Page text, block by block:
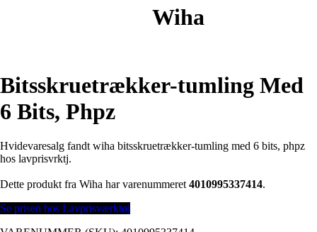
Wiha
Bitsskruetrækker-tumling Med
6 Bits, Phpz
Hvidevaresalg fandt wiha bitsskruetrækker-tumling med 6 bits, phpz
hos lavprisvrktj.
Dette produkt fra Wiha har varenummeret4010995337414.
Se prisen hos Lavprisværktøj